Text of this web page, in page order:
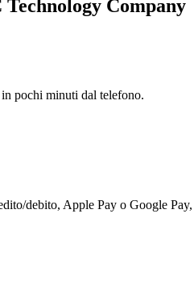
Company
pochi minuti dal telefono.
debito, Apple Pay o Google